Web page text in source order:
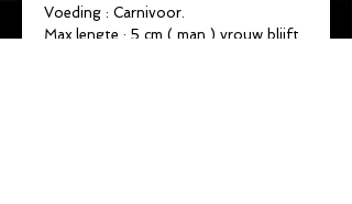
Voeding : Carnivoor.
Max.lengte : 5 cm ( man ) vrouw blijft